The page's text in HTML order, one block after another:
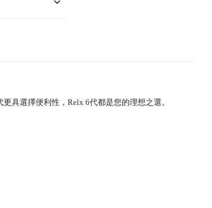
具選擇便利性，Relx 6代都是您的理想之選。